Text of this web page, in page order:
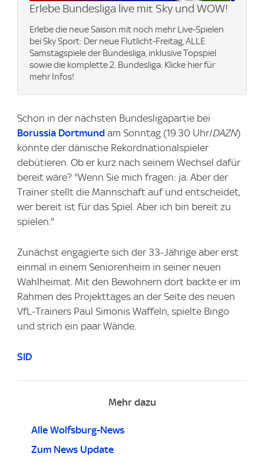
Erlebe Bundesliga live mit Sky und WOW​!
Erlebe die neue Saison mit noch mehr Live-Spielen
bei Sky Sport: Der neue Flutlicht-Freitag, ALLE
Samstagspiele der Bundesliga, inklusive Topspiel
sowie die komplette 2. Bundesliga. Klicke hier für
mehr Infos!
Schon in der nächsten Bundesligapartie bei
Borussia Dortmund am Sonntag (19.30 Uhr/DAZN)
könnte der dänische Rekordnationalspieler
debütieren. Ob er kurz nach seinem Wechsel dafür
bereit wäre? "Wenn Sie mich fragen: ja. Aber der
Trainer stellt die Mannschaft auf und entscheidet,
wer bereit ist für das Spiel. Aber ich bin bereit zu
spielen."
Zunächst engagierte sich der 33-Jährige aber erst
einmal in einem Seniorenheim in seiner neuen
Wahlheimat. Mit den Bewohnern dort backte er im
Rahmen des Projekttages an der Seite des neuen
VfL-Trainers Paul Simonis Waffeln, spielte Bingo
und strich ein paar Wände.
SID
Mehr dazu
Alle Wolfsburg-News
Zum News Update